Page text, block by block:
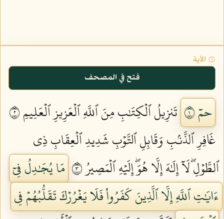
۞ الآية
فتح في المصحف
حمٓ ١
تَنزِيلُ ٱلۡكِتَٰبِ مِنَ ٱللَّهِ ٱلۡعَزِيزِ ٱلۡعَلِيمِ ٢
غَافِرِ ٱلذَّنۢبِ وَقَابِلِ ٱلتَّوۡبِ شَدِيدِ ٱلۡعِقَابِ ذِي
ٱلطَّوۡلِۖ لَآ إِلَٰهَ إِلَّا هُوَۖ إِلَيۡهِ ٱلۡمَصِيرُ ٣
مَا يُجَٰدِلُ فِيٓ
ءَايَٰتِ ٱللَّهِ إِلَّا ٱلَّذِينَ كَفَرُواْ فَلَا يَغۡرُرۡكَ تَقَلُّبُهُمۡ فِي